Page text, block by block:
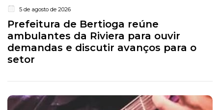
5 de agosto de 2026
Prefeitura de Bertioga reúne
ambulantes da Riviera para ouvir
demandas e discutir avanços para o
setor